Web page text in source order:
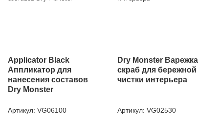
Applicator Black
Аппликатор для
нанесения составов
Dry Monster
Артикул: VG06100
Dry Monster Варежка
скраб для бережной
чистки интерьера
Артикул: VG02530